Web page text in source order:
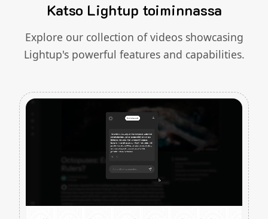
Katso Lightup toiminnassa
Explore our collection of videos showcasing
Lightup's powerful features and capabilities.